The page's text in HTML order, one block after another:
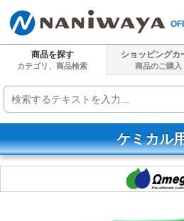
商品を探す
カテゴリ、商品検索
ショッピングカ
商品のご購入
ケミカル